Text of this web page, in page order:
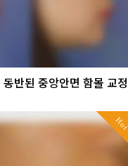
반된 중앙안면 함몰 교정
Hot